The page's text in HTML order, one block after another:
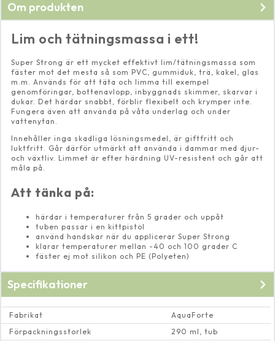
Om produkten
Lim och tätningsmassa i ett!
Super Strong är ett mycket effektivt lim/tätningsmassa som
fäster mot det mesta så som PVC, gummiduk, trä, kakel, glas
m.m. Används för att täta och limma till exempel
genomföringar, bottenavlopp, inbyggnads skimmer, skarvar i
dukar. Det härdar snabbt, förblir flexibelt och krymper inte.
Fungera även att använda på våta underlag och under
vattenytan.
Innehåller inga skadliga lösningsmedel, är giftfritt och
luktfritt. Går därför utmärkt att använda i dammar med djur-
och växtliv. Limmet är efter härdning UV-resistent och går att
måla på.
Att tänka på:
härdar i temperaturer från 5 grader och uppåt
tuben passar i en kittpistol
använd handskar när du applicerar Super Strong
klarar temperaturer mellan -40 och 100 grader C
fäster ej mot silikon och PE (Polyeten)
Specifikationer
Fabrikat
AquaForte
Förpackningsstorlek
290 ml, tub